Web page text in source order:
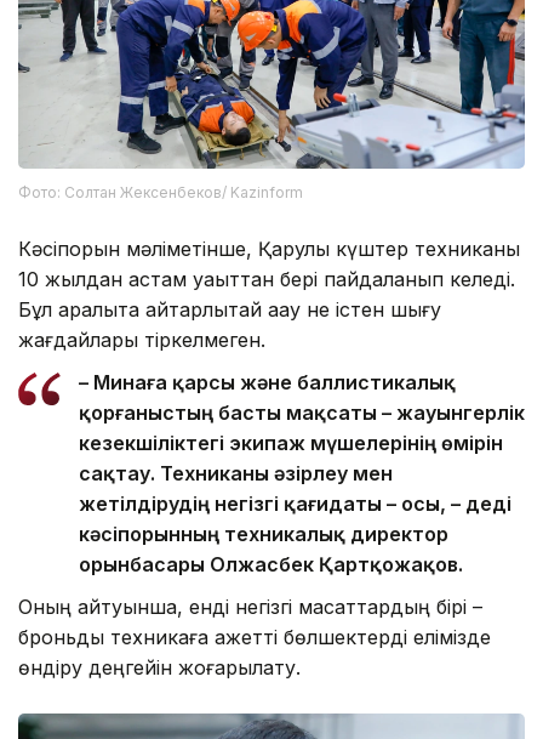
Фото: Солтан Жексенбеков/ Kazinform
Кәсіпорын мәліметінше, Қарулы күштер техниканы
10 жылдан астам уақыттан бері пайдаланып келеді.
Бұл аралықта айтарлықтай ақау не істен шығу
жағдайлары тіркелмеген.
– Минаға қарсы және баллистикалық
қорғаныстың басты мақсаты – жауынгерлік
кезекшіліктегі экипаж мүшелерінің өмірін
сақтау. Техниканы әзірлеу мен
жетілдірудің негізгі қағидаты – осы, – деді
кәсіпорынның техникалық директор
орынбасары Олжасбек Қартқожақов.
Оның айтуынша, енді негізгі мақсаттардың бірі –
броньды техникаға қажетті бөлшектерді елімізде
өндіру деңгейін жоғарылату.